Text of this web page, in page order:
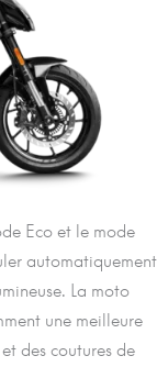
Eco et le mode
automatiquement
La moto
une meilleure
des coutures de